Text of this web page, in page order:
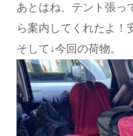
あとはね、テント張っ
ら案内してくれたよ！
そして↓今回の荷物。